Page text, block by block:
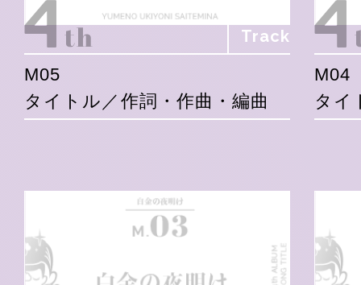
Track
M05
タイトル／作詞・作曲・編曲
M04
タイ